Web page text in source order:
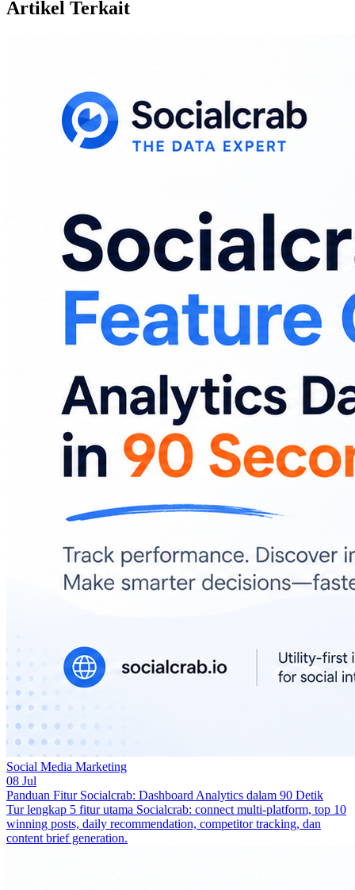
Artikel Terkait
Social Media Marketing
08 Jul
Panduan Fitur Socialcrab: Dashboard Analytics dalam 90 Detik
Tur lengkap 5 fitur utama Socialcrab: connect multi-platform, top 10
winning posts, daily recommendation, competitor tracking, dan
content brief generation.